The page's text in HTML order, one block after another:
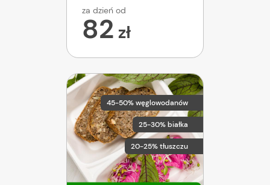
za dzień od
82 zł
45-50% węglowodanów
25-30% białka
20-25% tłuszczu